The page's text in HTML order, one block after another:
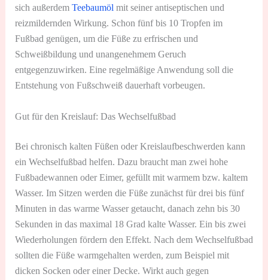
sich außerdem Teebaumöl mit seiner antiseptischen und
reizmildernden Wirkung. Schon fünf bis 10 Tropfen im
Fußbad genügen, um die Füße zu erfrischen und
Schweißbildung und unangenehmem Geruch
entgegenzuwirken. Eine regelmäßige Anwendung soll die
Entstehung von Fußschweiß dauerhaft vorbeugen.
Gut für den Kreislauf: Das Wechselfußbad
Bei chronisch kalten Füßen oder Kreislaufbeschwerden kann
ein Wechselfußbad helfen. Dazu braucht man zwei hohe
Fußbadewannen oder Eimer, gefüllt mit warmem bzw. kaltem
Wasser. Im Sitzen werden die Füße zunächst für drei bis fünf
Minuten in das warme Wasser getaucht, danach zehn bis 30
Sekunden in das maximal 18 Grad kalte Wasser. Ein bis zwei
Wiederholungen fördern den Effekt. Nach dem Wechselfußbad
sollten die Füße warmgehalten werden, zum Beispiel mit
dicken Socken oder einer Decke. Wirkt auch gegen